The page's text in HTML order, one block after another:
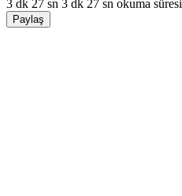
3 dk 27 sn 3 dk 27 sn okuma süresi
Paylaş